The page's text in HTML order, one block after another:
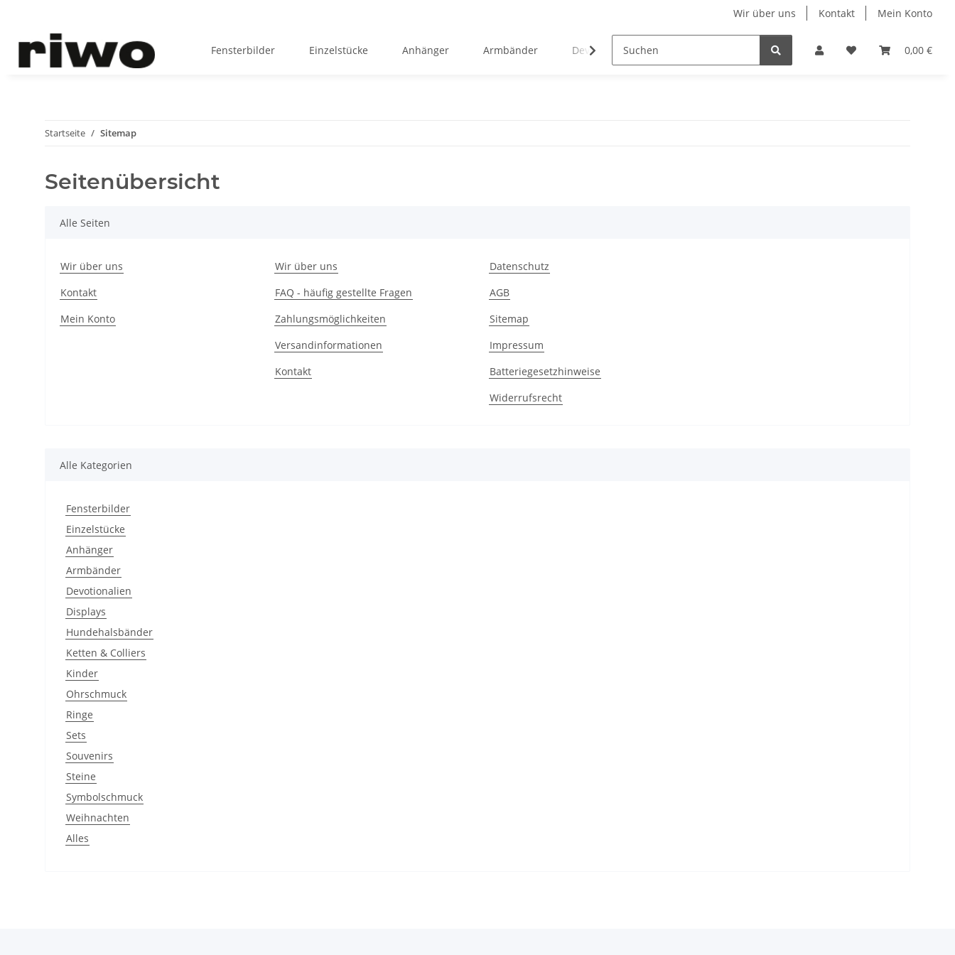
Wir über uns Kontakt Mein Konto
0,00 €
Fensterbilder Einzelstücke Anhänger Armbänder Devotionalien Hundehalsbänder Ketten & Colliers
Startseite Sitemap
Seitenübersicht
Alle Seiten
Wir über uns
Kontakt
Mein Konto
Wir über uns
FAQ - häufig gestellte Fragen
Zahlungsmöglichkeiten
Versandinformationen
Kontakt
Datenschutz
AGB
Sitemap
Impressum
Batteriegesetzhinweise
Widerrufsrecht
Alle Kategorien
Fensterbilder
Einzelstücke
Anhänger
Armbänder
Devotionalien
Displays
Hundehalsbänder
Ketten & Colliers
Kinder
Ohrschmuck
Ringe
Sets
Souvenirs
Steine
Symbolschmuck
Weihnachten
Alles